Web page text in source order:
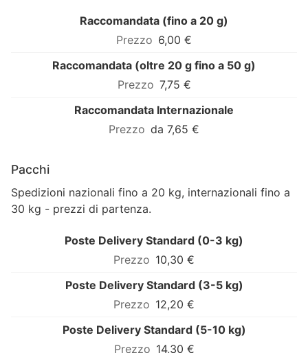
Raccomandata (fino a 20 g)
6,00 €
Raccomandata (oltre 20 g fino a 50 g)
7,75 €
Raccomandata Internazionale
da 7,65 €
Pacchi
Spedizioni nazionali fino a 20 kg, internazionali fino a
30 kg - prezzi di partenza.
Poste Delivery Standard (0-3 kg)
10,30 €
Poste Delivery Standard (3-5 kg)
12,20 €
Poste Delivery Standard (5-10 kg)
14,30 €